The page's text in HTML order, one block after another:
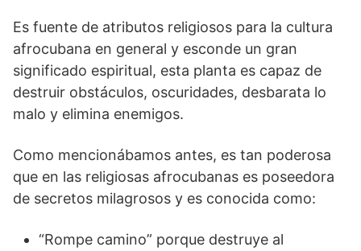
Es fuente de atributos religiosos para la cultura
afrocubana en general y esconde un gran
significado espiritual, esta planta es capaz de
destruir obstáculos, oscuridades, desbarata lo
malo y elimina enemigos.
Como mencionábamos antes, es tan poderosa
que en las religiosas afrocubanas es poseedora
de secretos milagrosos y es conocida como:
“Rompe camino” porque destruye al